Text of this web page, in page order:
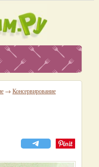
→ Консервирование